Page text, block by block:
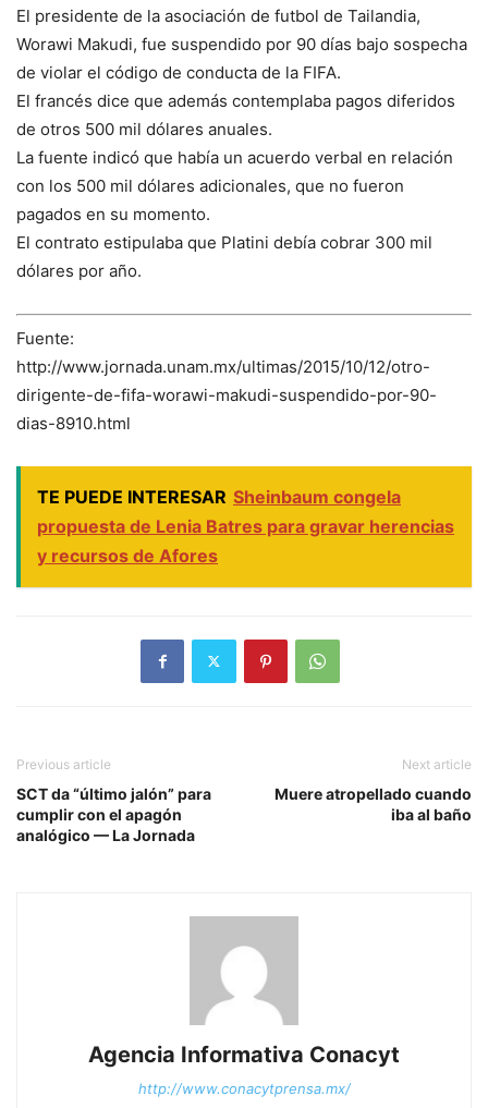
El presidente de la asociación de futbol de Tailandia,
Worawi Makudi, fue suspendido por 90 días bajo sospecha
de violar el código de conducta de la FIFA.
El francés dice que además contemplaba pagos diferidos
de otros 500 mil dólares anuales.
La fuente indicó que había un acuerdo verbal en relación
con los 500 mil dólares adicionales, que no fueron
pagados en su momento.
El contrato estipulaba que Platini debía cobrar 300 mil
dólares por año.
Fuente:
http://www.jornada.unam.mx/ultimas/2015/10/12/otro-
dirigente-de-fifa-worawi-makudi-suspendido-por-90-
dias-8910.html
TE PUEDE INTERESAR Sheinbaum congela
propuesta de Lenia Batres para gravar herencias
y recursos de Afores
Previous article
SCT da “último jalón” para
cumplir con el apagón
analógico — La Jornada
Next article
Muere atropellado cuando
iba al baño
Agencia Informativa Conacyt
http://www.conacytprensa.mx/